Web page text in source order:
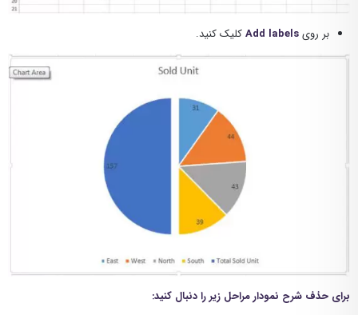
بر رویAdd labelsکلیک کنید.
برای حذف شرح نمودار مراحل زیر را دنبال کنید: